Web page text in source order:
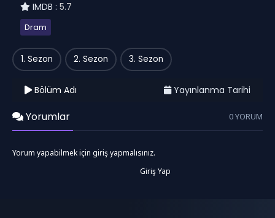
IMDB : 5.7
Dram
1. Sezon 2. Sezon 3. Sezon
Bölüm Adı Yayınlanma Tarihi
Yorumlar 0 YORUM
Yorum yapabilmek için giriş yapmalısınız.
Giriş Yap